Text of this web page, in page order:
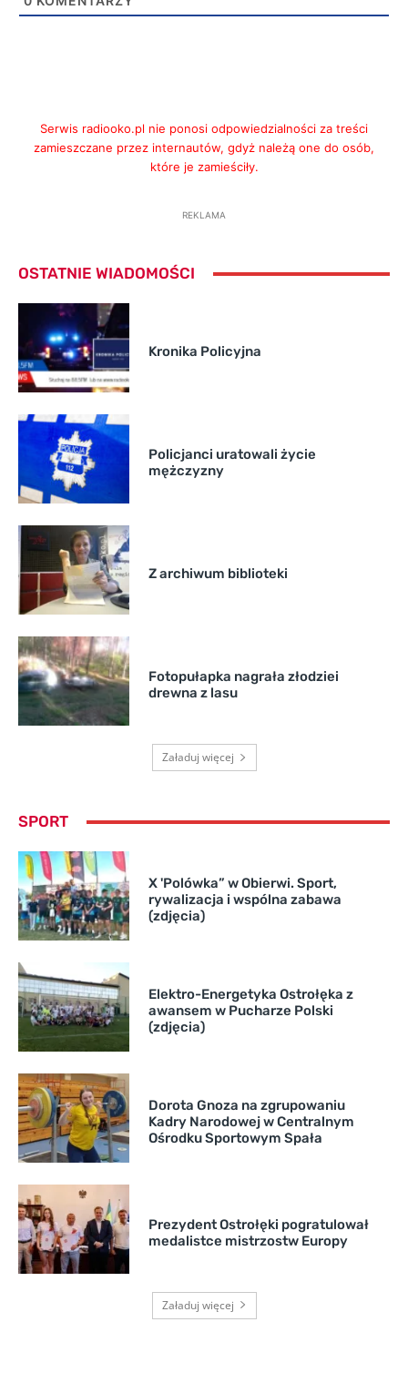
Serwis radiooko.pl nie ponosi odpowiedzialności za treści
zamieszczane przez internautów, gdyż należą one do osób,
które je zamieściły.
REKLAMA
OSTATNIE WIADOMOŚCI
Kronika Policyjna
Policjanci uratowali życie
mężczyzny
Z archiwum biblioteki
Fotopułapka nagrała złodziei
drewna z lasu
Załaduj więcej
SPORT
X 'Polówka” w Obierwi. Sport,
rywalizacja i wspólna zabawa
(zdjęcia)
Elektro-Energetyka Ostrołęka z
awansem w Pucharze Polski
(zdjęcia)
Dorota Gnoza na zgrupowaniu
Kadry Narodowej w Centralnym
Ośrodku Sportowym Spała
Prezydent Ostrołęki pogratulował
medalistce mistrzostw Europy
Załaduj więcej